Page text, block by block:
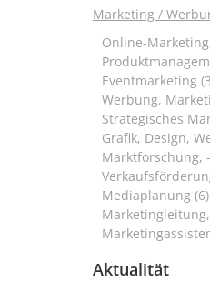
Marketing /
Eventmarketing
Werbung,
Grafik, Design,
Marktforschung,
Mediaplanung (6)
Aktualität